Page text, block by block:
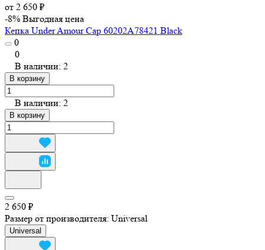
от 2 650 ₽
-8% Выгодная цена
Кепка Under Amour Cap 60202A78421 Black
0
0
В наличии: 2
В корзину
В наличии: 2
В корзину
2 650 ₽
Размер от производителя: Universal
Universal